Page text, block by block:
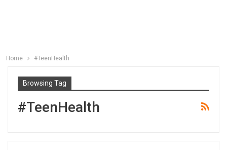
Home #TeenHealth
Browsing Tag
#TeenHealth